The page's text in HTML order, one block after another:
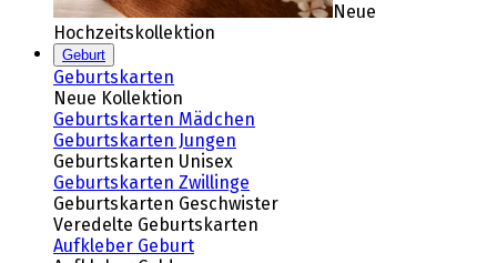
Neue
Hochzeitskollektion
Geburt
Geburtskarten
Neue Kollektion
Geburtskarten Mädchen
Geburtskarten Jungen
Geburtskarten Unisex
Geburtskarten Zwillinge
Geburtskarten Geschwister
Veredelte Geburtskarten
Aufkleber Geburt